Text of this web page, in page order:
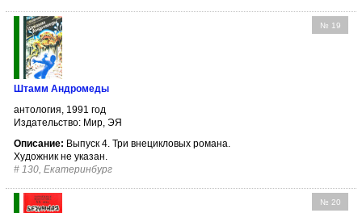
№ 19
Штамм Андромеды
антология, 1991 год
Издательство: Мир, ЭЯ
Описание: Выпуск 4. Три внецикловых романа.
Художник не указан.
# 130, Екатеринбург
№ 20